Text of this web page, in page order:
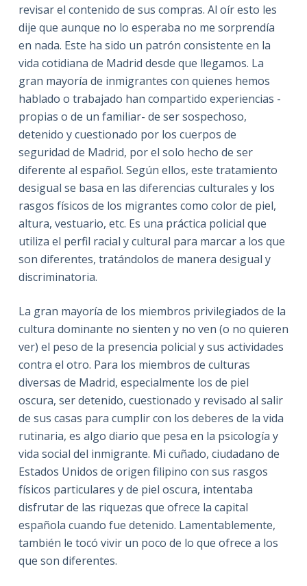
revisar el contenido de sus compras. Al oír esto les
dije que aunque no lo esperaba no me sorprendía
en nada. Este ha sido un patrón consistente en la
vida cotidiana de Madrid desde que llegamos. La
gran mayoría de inmigrantes con quienes hemos
hablado o trabajado han compartido experiencias -
propias o de un familiar- de ser sospechoso,
detenido y cuestionado por los cuerpos de
seguridad de Madrid, por el solo hecho de ser
diferente al español. Según ellos, este tratamiento
desigual se basa en las diferencias culturales y los
rasgos físicos de los migrantes como color de piel,
altura, vestuario, etc. Es una práctica policial que
utiliza el perfil racial y cultural para marcar a los que
son diferentes, tratándolos de manera desigual y
discriminatoria.
La gran mayoría de los miembros privilegiados de la
cultura dominante no sienten y no ven (o no quieren
ver) el peso de la presencia policial y sus actividades
contra el otro. Para los miembros de culturas
diversas de Madrid, especialmente los de piel
oscura, ser detenido, cuestionado y revisado al salir
de sus casas para cumplir con los deberes de la vida
rutinaria, es algo diario que pesa en la psicología y
vida social del inmigrante. Mi cuñado, ciudadano de
Estados Unidos de origen filipino con sus rasgos
físicos particulares y de piel oscura, intentaba
disfrutar de las riquezas que ofrece la capital
española cuando fue detenido. Lamentablemente,
también le tocó vivir un poco de lo que ofrece a los
que son diferentes.